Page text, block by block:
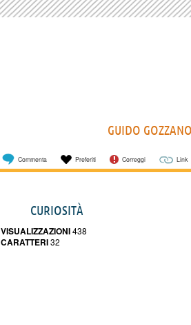
GUIDO
Commenta Preferiti Correggi Link
CURIOSITÀ
VISUALIZZAZIONI438
CARATTERI32